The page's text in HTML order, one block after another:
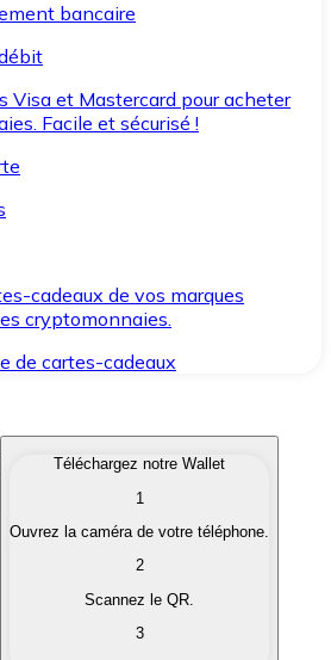
bancaire
Visa et Mastercard pour acheter
Facile et sécurisé !
cadeaux de vos marques
cryptomonnaies.
de cartes-cadeaux
qui vous intéressent
cryptomonnaies en monnaie
Téléchargez notre Wallet
1
Ouvrez la caméra de votre téléphone.
2
Scannez le QR.
3